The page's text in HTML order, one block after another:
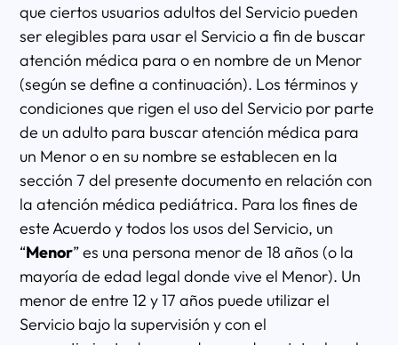
que ciertos usuarios adultos del Servicio pueden
ser elegibles para usar el Servicio a fin de buscar
atención médica para o en nombre de un Menor
(según se define a continuación). Los términos y
condiciones que rigen el uso del Servicio por parte
de un adulto para buscar atención médica para
un Menor o en su nombre se establecen en la
sección 7 del presente documento en relación con
la atención médica pediátrica. Para los fines de
este Acuerdo y todos los usos del Servicio, un
“Menor” es una persona menor de 18 años (o la
mayoría de edad legal donde vive el Menor). Un
menor de entre 12 y 17 años puede utilizar el
Servicio bajo la supervisión y con el